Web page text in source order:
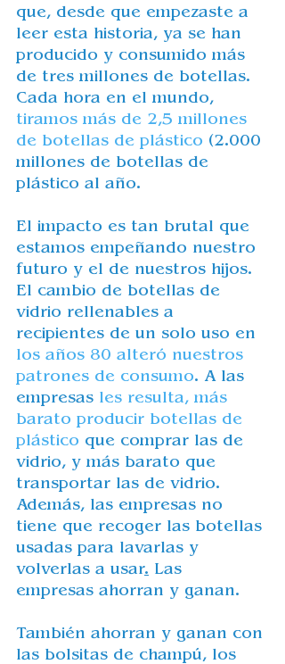
que, desde que empezaste a
leer esta historia, ya se han
producido y consumido más
de tres millones de botellas.
Cada hora en el mundo,
tiramos más de 2,5 millones
de botellas de plástico (2.000
millones de botellas de
plástico al año.
El impacto es tan brutal que
estamos empeñando nuestro
futuro y el de nuestros hijos.
El cambio de botellas de
vidrio rellenables a
recipientes de un solo uso en
los años 80 alteró nuestros
patrones de consumo. A las
empresas les resulta, más
barato producir botellas de
plástico que comprar las de
vidrio, y más barato que
transportar las de vidrio.
Además, las empresas no
tiene que recoger las botellas
usadas para lavarlas y
volverlas a usar. Las
empresas ahorran y ganan.
También ahorran y ganan con
las bolsitas de champú, los